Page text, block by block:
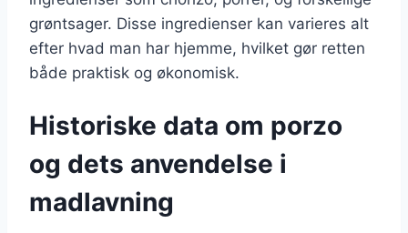
grøntsager. Disse ingredienser kan varieres alt
efter hvad man har hjemme, hvilket gør retten
både praktisk og økonomisk.
Historiske data om porzo
og dets anvendelse i
madlavning